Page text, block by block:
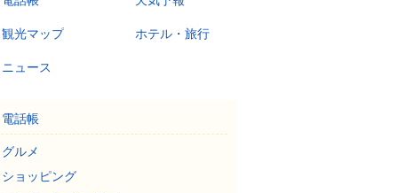
観光マップ ホテル・旅行
ニュース
電話帳
グルメ
ショッピング